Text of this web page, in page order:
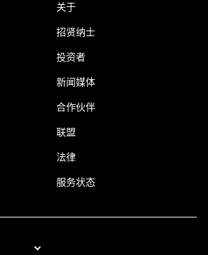
关于
招贤纳士
投资者
新闻媒体
合作伙伴
联盟
法律
服务状态